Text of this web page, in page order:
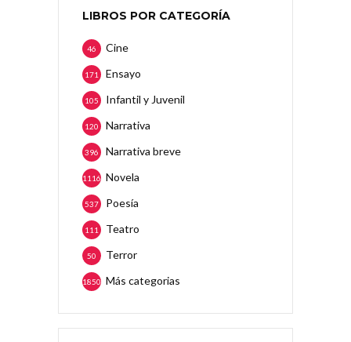
LIBROS POR CATEGORÍA
Cine
46
Ensayo
171
Infantil y Juvenil
105
Narrativa
120
Narrativa breve
396
Novela
1116
Poesía
537
Teatro
111
Terror
50
Más categorias
1850